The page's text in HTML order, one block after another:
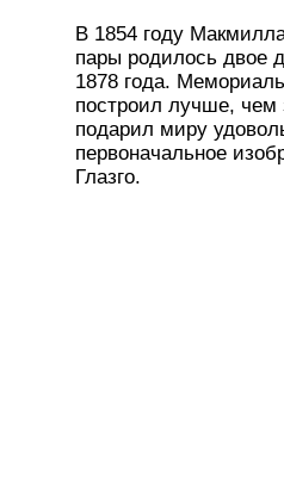
В 1854 году
пары родилось двое
1878 года.
построил лучше, чем
подарил миру
первоначальное
Глазго.